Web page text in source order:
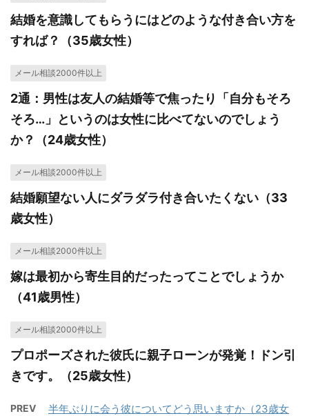
結婚を意識してもらうにはどのような付き合い方を
すれば？（35歳女性）
メール相談2000件以上
2通：男性は友人の結婚等で焦ったり「自分もそろ
そろ…」というのは女性に比べてないのでしょう
か？（24歳女性）
メール相談2000件以上
結婚願望ない人にダラダラ付き合いたくない（33
歳女性）
メール相談2000件以上
嫁は最初から寄生目的だったってことでしょうか
（41歳男性）
メール相談2000件以上
プロポーズされた彼氏に親子ローンが発覚！ドン引
きです。（25歳女性）
PREV
半年ぶりに会う彼についてどう思いますか（23歳女